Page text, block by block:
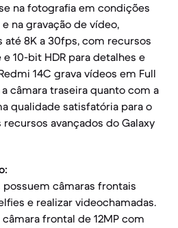
na fotografia em condições
na gravação de vídeo,
8K a 30fps, com recursos
10-bit HDR para detalhes e
14C grava vídeos em Full
câmara traseira quanto com a
qualidade satisfatória para o
avançados do Galaxy
câmaras frontais
e realizar videochamadas.
frontal de 12MP com